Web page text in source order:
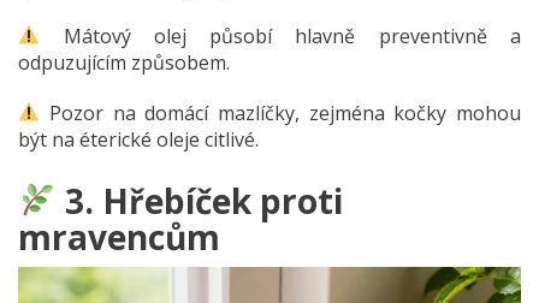
Mátový olej působí hlavně preventivně a
odpuzujícím způsobem.
Pozor na domácí mazlíčky, zejména kočky mohou
být na éterické oleje citlivé.
3. Hřebíček proti
mravencům